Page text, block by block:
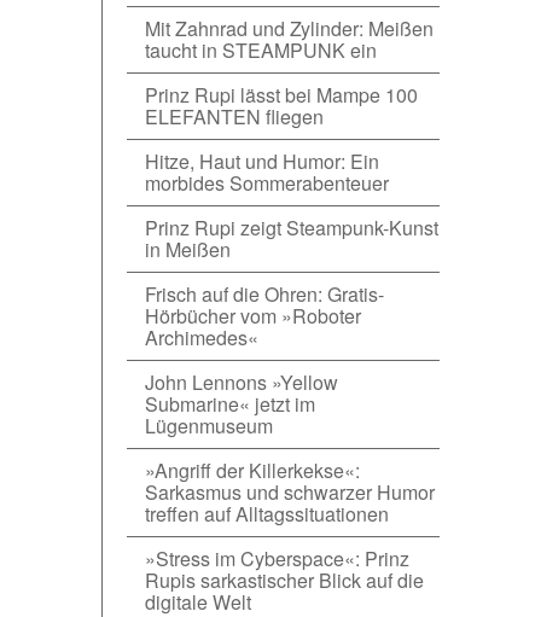
Mit Zahnrad und Zylinder: Meißen
taucht in STEAMPUNK ein
Prinz Rupi lässt bei Mampe 100
ELEFANTEN fliegen
Hitze, Haut und Humor: Ein
morbides Sommerabenteuer
Prinz Rupi zeigt Steampunk-Kunst
in Meißen
Frisch auf die Ohren: Gratis-
Hörbücher vom »Roboter
Archimedes«
John Lennons »Yellow
Submarine« jetzt im
Lügenmuseum
»Angriff der Killerkekse«:
Sarkasmus und schwarzer Humor
treffen auf Alltagssituationen
»Stress im Cyberspace«: Prinz
Rupis sarkastischer Blick auf die
digitale Welt